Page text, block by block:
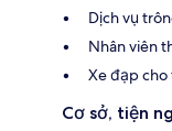
Dịch vụ
Nhân viên
Xe đạp cho
Cơ sở, tiện